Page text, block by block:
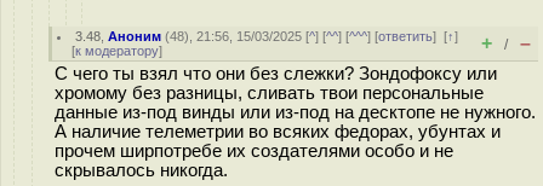
3.48 ,Аноним (48), 21:56, 15/03/2025 [^] [^^] [^^^] [ответить][↑]
[к модератору] + / –
С чего ты взял что они без слежки? Зондофоксу или
хромому без разницы, сливать твои персональные
данные из-под винды или из-под на десктопе не нужного.
А наличие телеметрии во всяких федорах, убунтах и
прочем ширпотребе их создателями особо и не
скрывалось никогда.